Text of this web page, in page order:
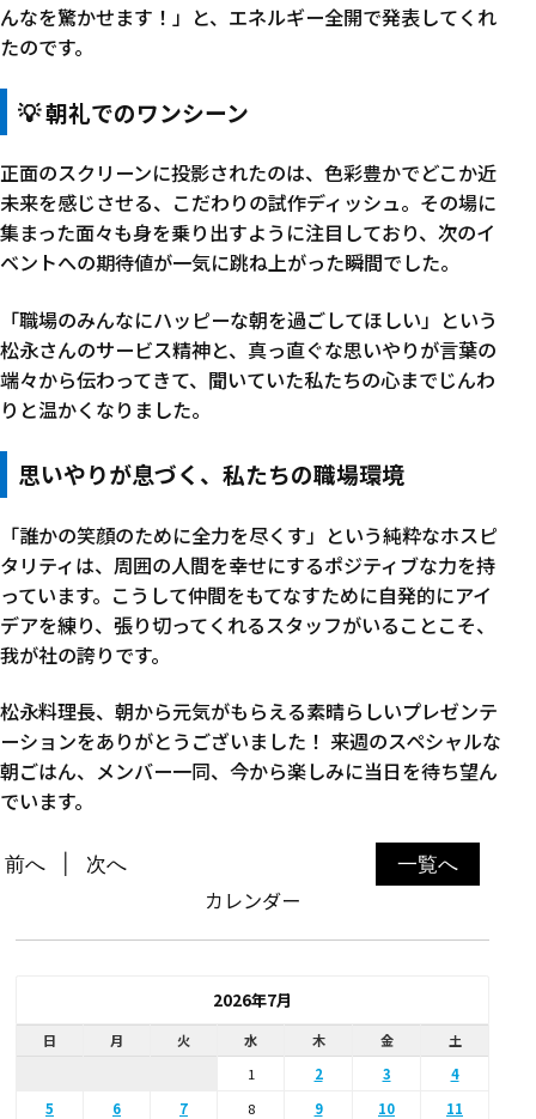
んなを驚かせます！」と、エネルギー全開で発表してくれ
たのです。
💡 朝礼でのワンシーン
正面のスクリーンに投影されたのは、色彩豊かでどこか近
未来を感じさせる、こだわりの試作ディッシュ。その場に
集まった面々も身を乗り出すように注目しており、次のイ
ベントへの期待値が一気に跳ね上がった瞬間でした。
「職場のみんなにハッピーな朝を過ごしてほしい」という
松永さんのサービス精神と、真っ直ぐな思いやりが言葉の
端々から伝わってきて、聞いていた私たちの心までじんわ
りと温かくなりました。
思いやりが息づく、私たちの職場環境
「誰かの笑顔のために全力を尽くす」という純粋なホスピ
タリティは、周囲の人間を幸せにするポジティブな力を持
っています。こうして仲間をもてなすために自発的にアイ
デアを練り、張り切ってくれるスタッフがいることこそ、
我が社の誇りです。
松永料理長、朝から元気がもらえる素晴らしいプレゼンテ
ーションをありがとうございました！ 来週のスペシャルな
朝ごはん、メンバー一同、今から楽しみに当日を待ち望ん
でいます。
一覧へ
前へ 次へ
カレンダー
2026年7月
日 月 火 水 木 金 土
1 2 3
4
5
6 7 8 9 10
11